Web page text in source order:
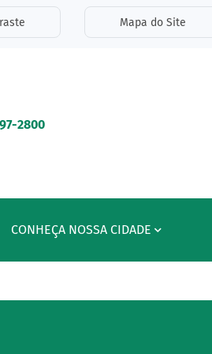
de Mapa do Site
2800
CONHEÇA NOSSA CIDADE